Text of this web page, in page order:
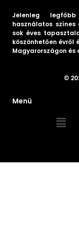
Jelenleg
használatos
sok éves
köszönhetően évről
Magyarországon és
©
Menü